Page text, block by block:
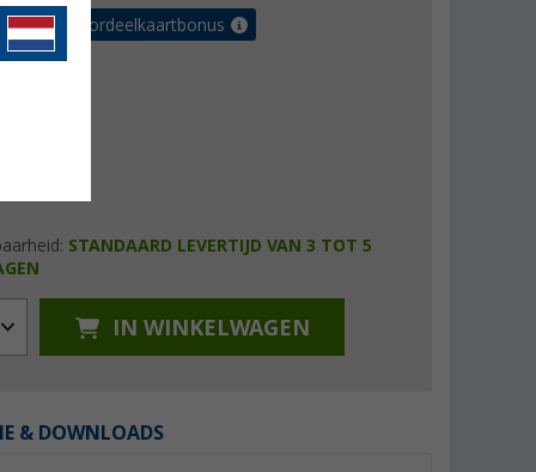
tot 5% voordeelkaartbonus
STANDAARD LEVERTIJD VAN 3 TOT 5
IN WINKELWAGEN
& DOWNLOADS